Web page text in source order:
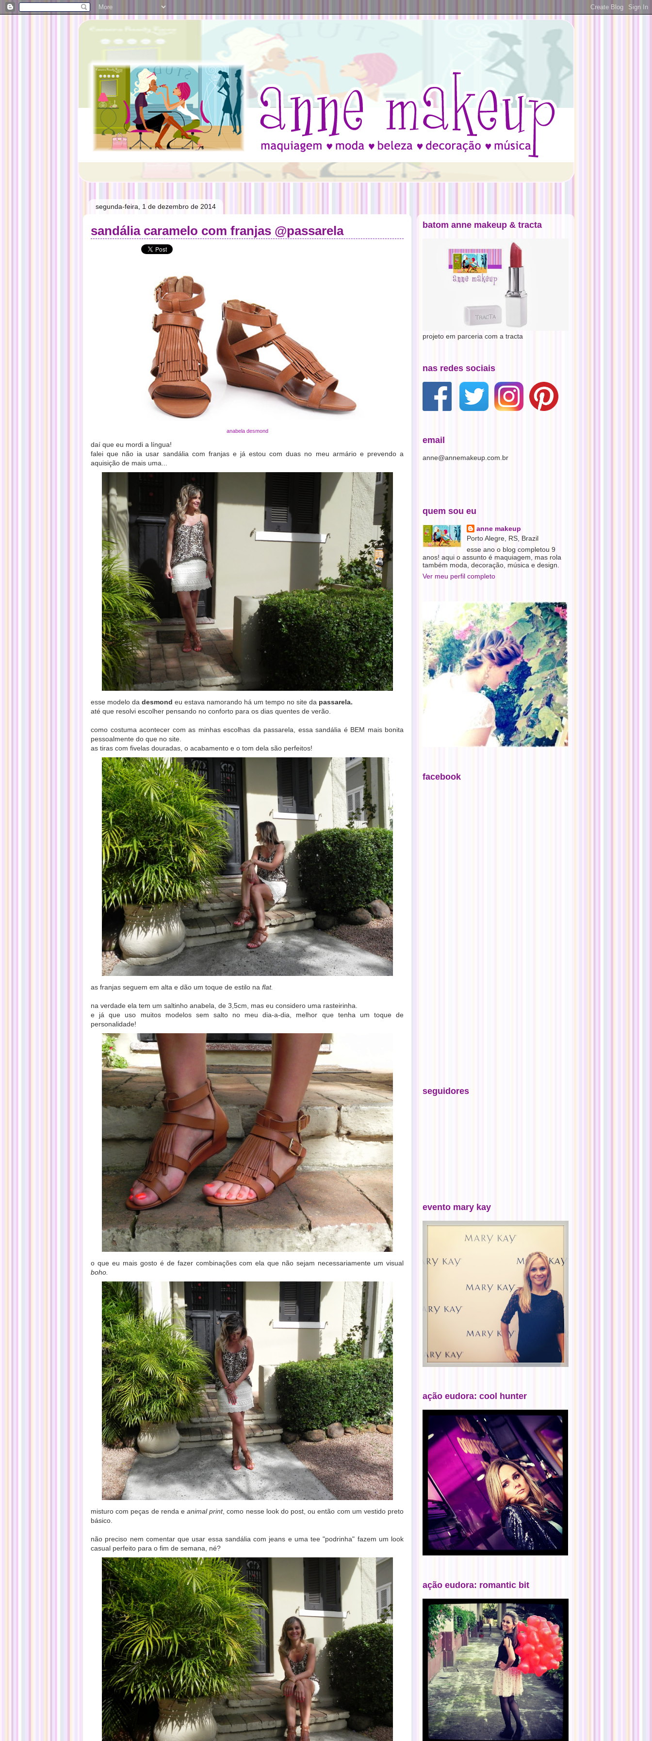
segunda-feira, 1 de dezembro de 2014
sandália caramelo com franjas @passarela
anabela desmond
daí que eu mordi a língua!
falei que não ia usar sandália com franjas e já estou com duas no meu armário e prevendo a
aquisição de mais uma...
esse modelo da desmond eu estava namorando há um tempo no site da passarela.
até que resolvi escolher pensando no conforto para os dias quentes de verão.
como costuma acontecer com as minhas escolhas da passarela, essa sandália é BEM mais bonita
pessoalmente do que no site.
as tiras com fivelas douradas, o acabamento e o tom dela são perfeitos!
as franjas seguem em alta e dão um toque de estilo na flat.
na verdade ela tem um saltinho anabela, de 3,5cm, mas eu considero uma rasteirinha.
e já que uso muitos modelos sem salto no meu dia-a-dia, melhor que tenha um toque de
personalidade!
o que eu mais gosto é de fazer combinações com ela que não sejam necessariamente um visual
boho.
misturo com peças de renda e animal print, como nesse look do post, ou então com um vestido preto
básico.
não preciso nem comentar que usar essa sandália com jeans e uma tee "podrinha" fazem um look
casual perfeito para o fim de semana, né?
batom anne makeup & tracta
projeto em parceria com a tracta
nas redes sociais
email
anne@annemakeup.com.br
quem sou eu
anne makeup
Porto Alegre, RS, Brazil
esse ano o blog completou 9
anos! aqui o assunto é maquiagem, mas rola
também moda, decoração, música e design.
Ver meu perfil completo
facebook
seguidores
evento mary kay
ação eudora: cool hunter
ação eudora: romantic bit